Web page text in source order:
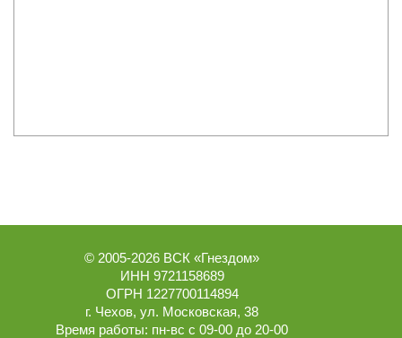
© 2005-2026 ВСК «Гнездом»
ИНН 9721158689
ОГРН 1227700114894
г. Чехов, ул. Московская, 38
Время работы: пн-вс с 09-00 до 20-00